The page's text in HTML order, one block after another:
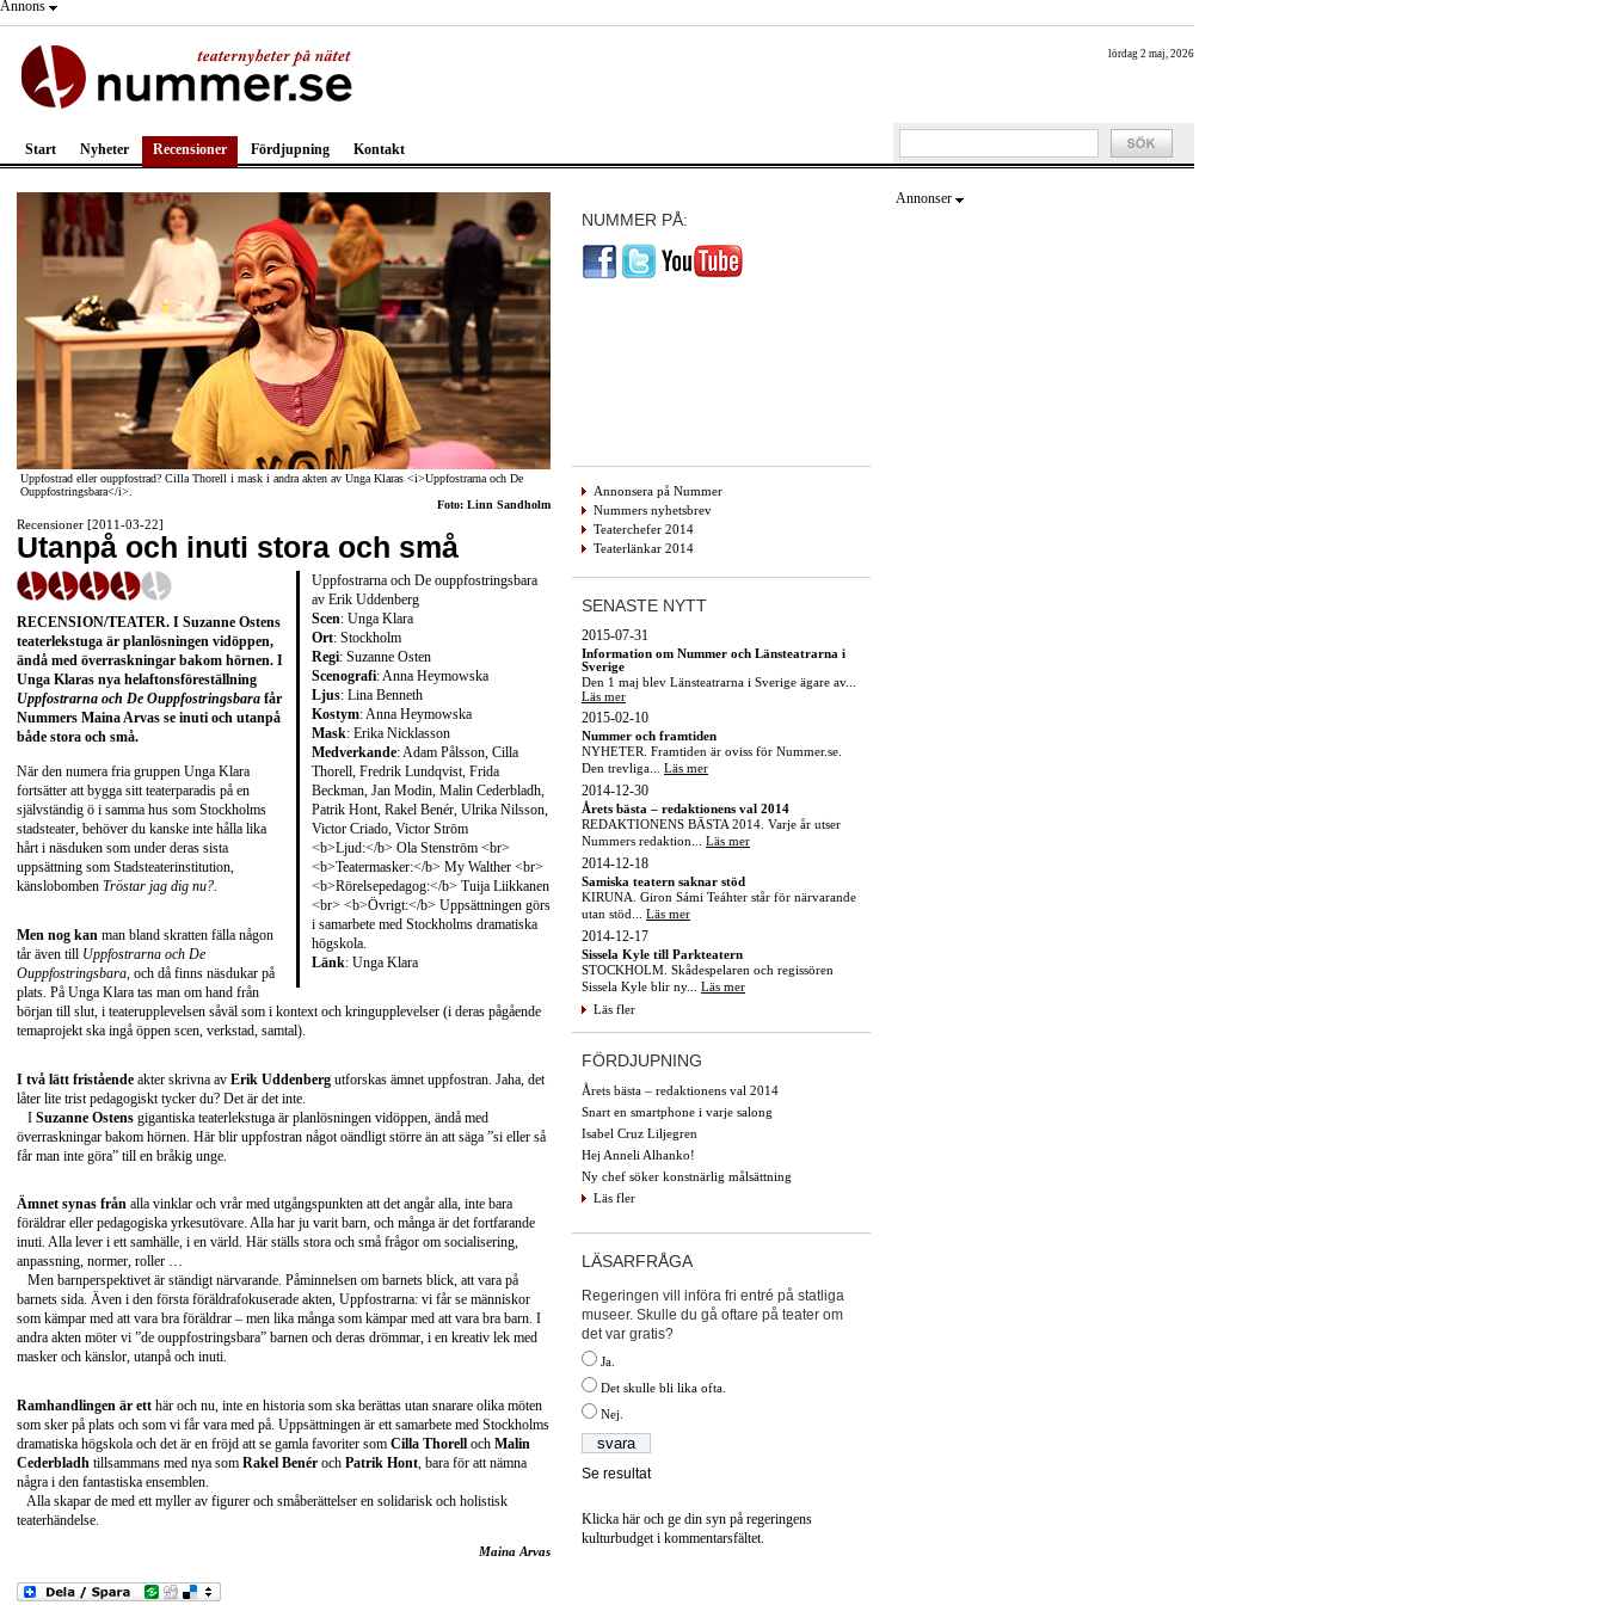
Annons
lördag 2 maj, 2026
Start Nyheter Recensioner Fördjupning Kontakt
Uppfostrad eller ouppfostrad? Cilla Thorell i mask i andra akten av Unga Klaras <i>Uppfostrarna och De
Ouppfostringsbara</i>.
Foto: Linn Sandholm
Recensioner [2011-03-22]
Utanpå och inuti stora och små
Uppfostrarna och De ouppfostringsbara
av Erik Uddenberg
Scen: Unga Klara
Ort: Stockholm
Regi: Suzanne Osten
Scenografi: Anna Heymowska
Ljus: Lina Benneth
Kostym: Anna Heymowska
Mask: Erika Nicklasson
Medverkande: Adam Pålsson, Cilla
Thorell, Fredrik Lundqvist, Frida
Beckman, Jan Modin, Malin Cederbladh,
Patrik Hont, Rakel Benér, Ulrika Nilsson,
Victor Criado, Victor Ström
<b>Ljud:</b> Ola Stenström <br>
<b>Teatermasker:</b> My Walther <br>
<b>Rörelsepedagog:</b> Tuija Liikkanen
<br> <b>Övrigt:</b> Uppsättningen görs
i samarbete med Stockholms dramatiska
högskola.
Länk: Unga Klara
RECENSION/TEATER. I Suzanne Ostens
teaterlekstuga är planlösningen vidöppen,
ändå med överraskningar bakom hörnen. I
Unga Klaras nya helaftonsföreställning
Uppfostrarna och De Ouppfostringsbara får
Nummers Maina Arvas se inuti och utanpå
både stora och små.
När den numera fria gruppen Unga Klara
fortsätter att bygga sitt teaterparadis på en
självständig ö i samma hus som Stockholms
stadsteater, behöver du kanske inte hålla lika
hårt i näsduken som under deras sista
uppsättning som Stadsteaterinstitution,
känslobomben Tröstar jag dig nu?.
Men nog kan man bland skratten fälla någon
tår även till Uppfostrarna och De
Ouppfostringsbara, och då finns näsdukar på
plats. På Unga Klara tas man om hand från
början till slut, i teaterupplevelsen såväl som i kontext och kringupplevelser (i deras pågående
temaprojekt ska ingå öppen scen, verkstad, samtal).
I två lätt fristående akter skrivna av Erik Uddenberg utforskas ämnet uppfostran. Jaha, det
låter lite trist pedagogiskt tycker du? Det är det inte.
I Suzanne Ostens gigantiska teaterlekstuga är planlösningen vidöppen, ändå med
överraskningar bakom hörnen. Här blir uppfostran något oändligt större än att säga ”si eller så
får man inte göra” till en bråkig unge.
Ämnet synas från alla vinklar och vrår med utgångspunkten att det angår alla, inte bara
föräldrar eller pedagogiska yrkesutövare. Alla har ju varit barn, och många är det fortfarande
inuti. Alla lever i ett samhälle, i en värld. Här ställs stora och små frågor om socialisering,
anpassning, normer, roller …
Men barnperspektivet är ständigt närvarande. Påminnelsen om barnets blick, att vara på
barnets sida. Även i den första föräldrafokuserade akten, Uppfostrarna: vi får se människor
som kämpar med att vara bra föräldrar – men lika många som kämpar med att vara bra barn. I
andra akten möter vi ”de ouppfostringsbara” barnen och deras drömmar, i en kreativ lek med
masker och känslor, utanpå och inuti.
Ramhandlingen är ett här och nu, inte en historia som ska berättas utan snarare olika möten
som sker på plats och som vi får vara med på. Uppsättningen är ett samarbete med Stockholms
dramatiska högskola och det är en fröjd att se gamla favoriter som Cilla Thorell och Malin
Cederbladh tillsammans med nya som Rakel Benér och Patrik Hont , bara för att nämna
några i den fantastiska ensemblen.
Alla skapar de med ett myller av figurer och småberättelser en solidarisk och holistisk
teaterhändelse.
Maina Arvas
NUMMER PÅ:
Annonsera på Nummer
Nummers nyhetsbrev
Teaterchefer 2014
Teaterlänkar 2014
SENASTE NYTT
2015-07-31
Information om Nummer och Länsteatrarna i
Sverige
Den 1 maj blev Länsteatrarna i Sverige ägare av...
Läs mer
2015-02-10
Nummer och framtiden
NYHETER. Framtiden är oviss för Nummer.se.
Den trevliga... Läs mer
2014-12-30
Årets bästa – redaktionens val 2014
REDAKTIONENS BÄSTA 2014. Varje år utser
Nummers redaktion... Läs mer
2014-12-18
Samiska teatern saknar stöd
KIRUNA. Giron Sámi Teáhter står för närvarande
utan stöd... Läs mer
2014-12-17
Sissela Kyle till Parkteatern
STOCKHOLM. Skådespelaren och regissören
Sissela Kyle blir ny... Läs mer
Läs fler
FÖRDJUPNING
Årets bästa – redaktionens val 2014
Snart en smartphone i varje salong
Isabel Cruz Liljegren
Hej Anneli Alhanko!
Ny chef söker konstnärlig målsättning
Läs fler
LÄSARFRÅGA
Regeringen vill införa fri entré på statliga
museer. Skulle du gå oftare på teater om
det var gratis?
Ja.
Det skulle bli lika ofta.
Nej.
Se resultat
Klicka här och ge din syn på regeringens
kulturbudget i kommentarsfältet.
Annonser